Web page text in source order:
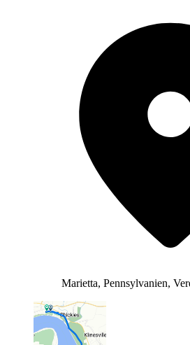
Marietta, Pennsylvanien,